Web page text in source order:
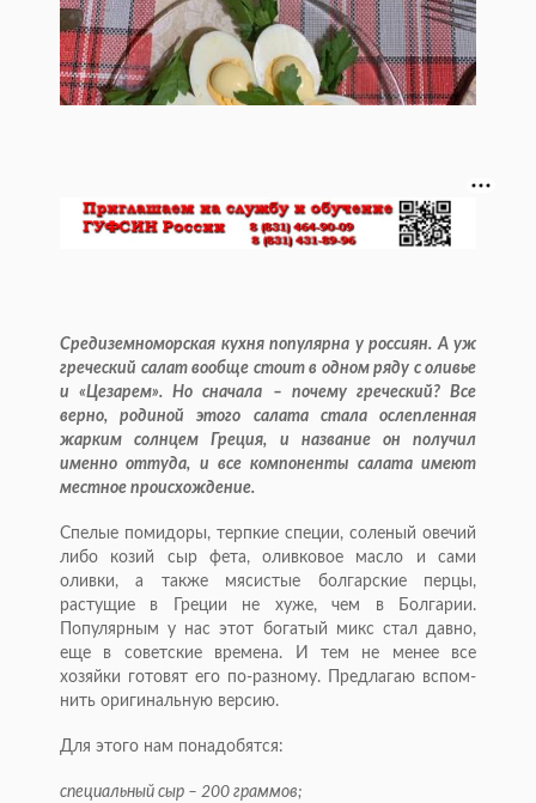
Средиземноморская кухня популярна у россиян. А уж
греческий салат вообще стоит в одном ряду с оливье
и «Цезарем». Но сначала – почему греческий? Все
верно, родиной этого салата стала ослепленная
жарким солнцем Греция, и название он получил
именно оттуда, и все компоненты салата имеют
местное происхождение.
Спелые помидоры, терпкие специи, соленый овечий
либо козий сыр фета, оливковое масло и сами
оливки, а также мясистые болгарские перцы,
растущие в Греции не хуже, чем в Болгарии.
Популярным у нас этот богатый микс стал давно,
еще в советские времена. И тем не менее все
хозяйки готовят его по-разному. Предлагаю вспом­
нить оригинальную версию.
Для этого нам понадобятся:
специальный сыр – 200 граммов;